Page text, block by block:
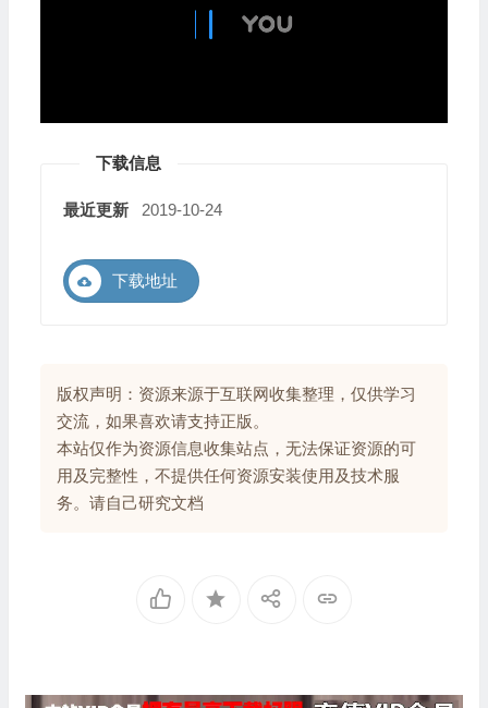
下载信息
最近更新 2019-10-24
下载地址
版权声明：资源来源于互联网收集整理，仅供学习
交流，如果喜欢请支持正版。
本站仅作为资源信息收集站点，无法保证资源的可
用及完整性，不提供任何资源安装使用及技术服
务。请自己研究文档